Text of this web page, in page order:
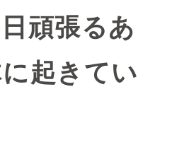
頑張るあ
起きてい